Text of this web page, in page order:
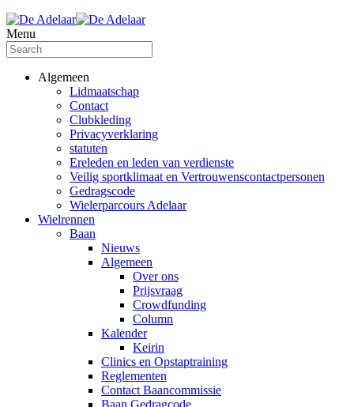
Menu
Algemeen
Lidmaatschap
Contact
Clubkleding
Privacyverklaring
statuten
Ereleden en leden van verdienste
Veilig sportklimaat en Vertrouwenscontactpersonen
Gedragscode
Wielerparcours Adelaar
Wielrennen
Baan
Nieuws
Algemeen
Over ons
Prijsvraag
Crowdfunding
Column
Kalender
Keirin
Clinics en Opstaptraining
Reglementen
Contact Baancommissie
Baan Gedragcode